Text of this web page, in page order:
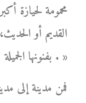
محمومة لحيازة
القديم أو
بفنونها الجميلة . »
فمن مدينة إلى